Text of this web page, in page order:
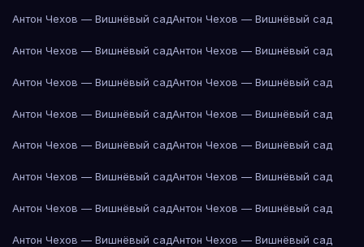
Антон Чехов — Вишнёвый садАнтон Чехов — Вишнёвый сад
Антон Чехов — Вишнёвый садАнтон Чехов — Вишнёвый сад
Антон Чехов — Вишнёвый садАнтон Чехов — Вишнёвый сад
Антон Чехов — Вишнёвый садАнтон Чехов — Вишнёвый сад
Антон Чехов — Вишнёвый садАнтон Чехов — Вишнёвый сад
Антон Чехов — Вишнёвый садАнтон Чехов — Вишнёвый сад
Антон Чехов — Вишнёвый садАнтон Чехов — Вишнёвый сад
Антон Чехов — Вишнёвый садАнтон Чехов — Вишнёвый сад